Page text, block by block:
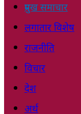
प्रमुख समाचार
लगातार विशेष
राजनीति
विचार
देश
अर्थ